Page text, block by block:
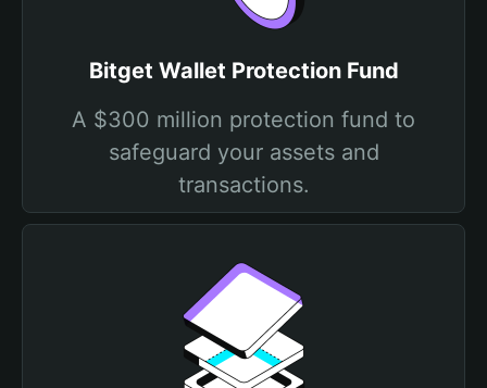
Bitget Wallet Protection Fund
A $300 million protection fund to
safeguard your assets and
transactions.